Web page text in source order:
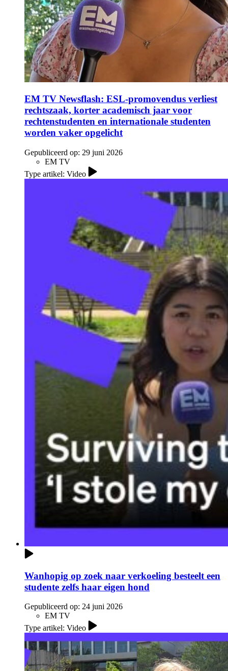
EM TV Newsflash: ESL-promovendus verliest
rechtszaak, korter academisch jaar voor
rechtenstudenten en internationale studenten
worden vaker opgelicht
Gepubliceerd op: 29 juni 2026
EM TV
Type artikel: Video
Wanhopig op zoek naar verkoeling besteelt een
studente zelfs haar eigen hond
Gepubliceerd op: 24 juni 2026
EM TV
Type artikel: Video